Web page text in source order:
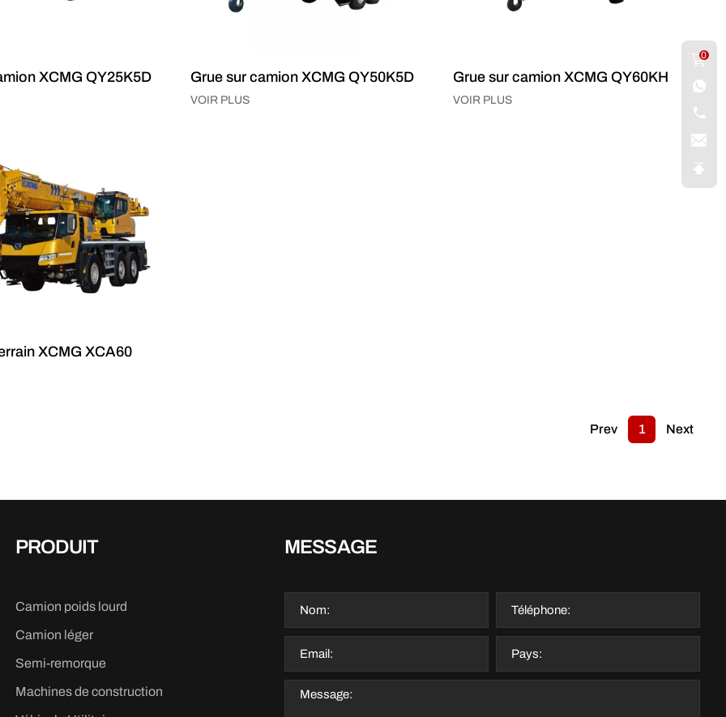
XCMG QY25K5D Grue sur camion XCMG QY50K5D
VOIR PLUS
Grue sur camion XCMG QY60KH
VOIR PLUS
XCMG XCA60
Prev 1 Next
PRODUIT
Camion poids lourd
Camion léger
Semi-remorque
Machines de construction
MESSAGE
0